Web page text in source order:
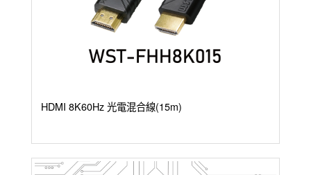
HDMI 8K60Hz 光電混合線(15m)